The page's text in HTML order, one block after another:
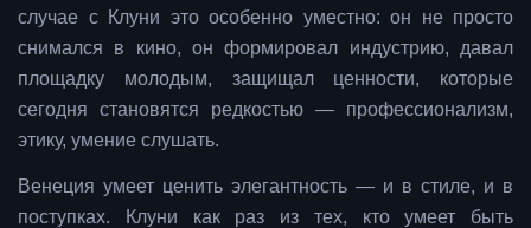
случае с Клуни это особенно уместно: он не просто
снимался в кино, он формировал индустрию, давал
площадку молодым, защищал ценности, которые
сегодня становятся редкостью — профессионализм,
этику, умение слушать.
Венеция умеет ценить элегантность — и в стиле, и в
поступках. Клуни как раз из тех, кто умеет быть